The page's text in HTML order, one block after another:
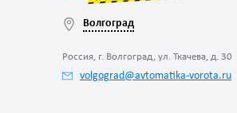
Волгоград
Россия, г. Волгоград, ул. Ткачева, д. 30
volgograd@avtomatika-vorota.ru